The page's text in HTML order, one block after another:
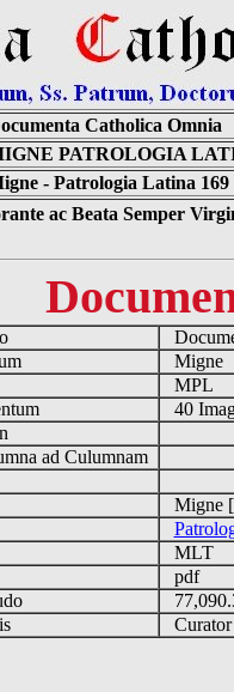
Catholica Omnia
PATROLOGIA
- Patrologia Latina
ac Beata Semper
Migne
MPL
40
ad Culumnam
Migne
MLT
pdf
Curator